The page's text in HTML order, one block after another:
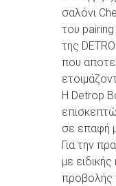
σαλόνι
του
της
που
Η Detrop
σε επαφή
Για την
με
προβολής